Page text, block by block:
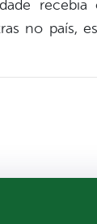
recebia
no país,